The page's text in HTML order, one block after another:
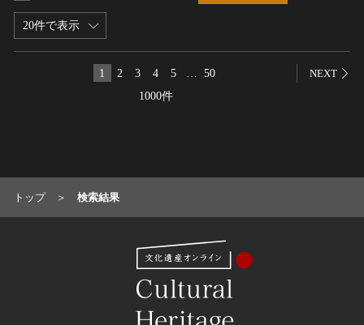
20件で表示
1000件
1 2 3 4 5 50 NEXT
渓谷・渓流
海浜
トップ 検索結果